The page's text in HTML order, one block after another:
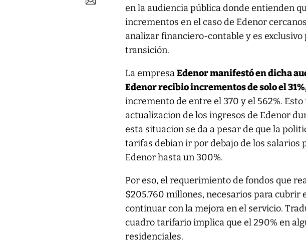
en la audiencia pública donde entienden
incrementos en el caso de Edenor
analizar financiero-contable y es
transición.
La empresaEdenor manifestó en dicha
Edenor recibio incrementos de solo el
incremento de entre el 370 y el 562%.
actualizacion de los ingresos de Edenor
esta situacion se da a pesar de que la
tarifas debian ir por debajo de los
Edenor hasta un 300%.
Por eso, el requerimiento de fondos que
$205.760 millones, necesarios para
continuar con la mejora en el servicio.
cuadro tarifario implica que el 290% en
residenciales.